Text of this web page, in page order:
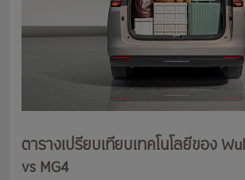
ตารางเปรียบเทียบเทคโนโลยีของ
vs MG4